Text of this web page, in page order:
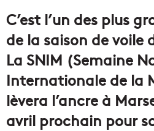
C’est l’un des plus
de la saison de voile
La SNIM (Semaine
Internationale de la
lèvera l’ancre à
avril prochain pour